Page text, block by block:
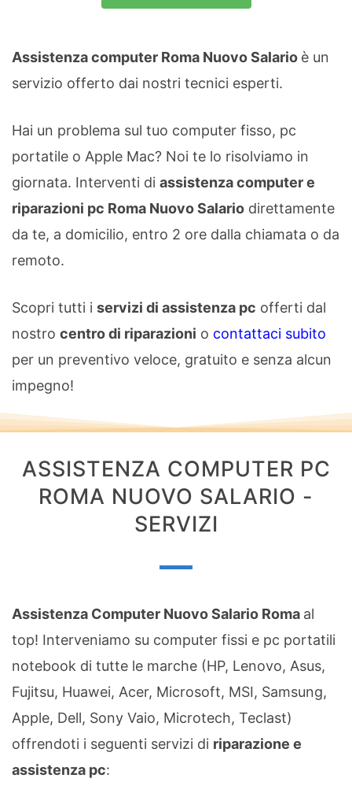
Assistenza computer Roma Nuovo Salario è un
servizio offerto dai nostri tecnici esperti.
Hai un problema sul tuo computer fisso, pc
portatile o Apple Mac? Noi te lo risolviamo in
giornata. Interventi di assistenza computer e
riparazioni pc Roma Nuovo Salario direttamente
da te, a domicilio, entro 2 ore dalla chiamata o da
remoto.
Scopri tutti i servizi di assistenza pc offerti dal
nostro centro di riparazioni o contattaci subito
per un preventivo veloce, gratuito e senza alcun
impegno!
ASSISTENZA COMPUTER PC
ROMA NUOVO SALARIO -
SERVIZI
Assistenza Computer Nuovo Salario Roma al
top! Interveniamo su computer fissi e pc portatili
notebook di tutte le marche (HP, Lenovo, Asus,
Fujitsu, Huawei, Acer, Microsoft, MSI, Samsung,
Apple, Dell, Sony Vaio, Microtech, Teclast)
offrendoti i seguenti servizi di riparazione e
assistenza pc: